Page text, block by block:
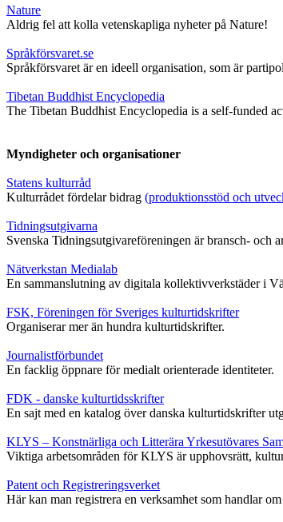
Nature
Aldrig fel att kolla vetenskapliga nyheter på Nature!
Språkförsvaret.se
Språkförsvaret är en ideell organisation, som är
Tibetan Buddhist Encyclopedia
The Tibetan Buddhist Encyclopedia is a self-funded
Myndigheter och organisationer
Statens kulturråd
Kulturrådet fördelar bidrag (produktionsstöd och
Tidningsutgivarna
Svenska Tidningsutgivareföreningen är bransch- och
Nätverkstan Medialab
En sammanslutning av digitala kollektivverkstäder i
FSK, Föreningen för Sveriges kulturtidskrifter
Organiserar mer än hundra kulturtidskrifter.
Journalistförbundet
En facklig öppnare för medialt orienterade identiteter.
FDK - danske kulturtidsskrifter
En sajt med en katalog över danska kulturtidskrifter
KLYS – Konstnärliga och Litterära Yrkesutövares
Viktiga arbetsområden för KLYS är upphovsrätt,
Patent och Registreringsverket
Här kan man registrera en verksamhet som handlar